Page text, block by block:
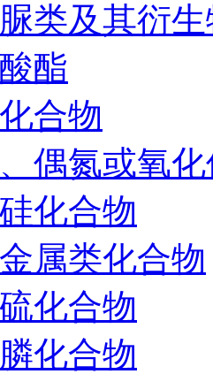
类及其衍
酯
合物
偶氮或氧
化合物
属类化合物
化合物
化合物